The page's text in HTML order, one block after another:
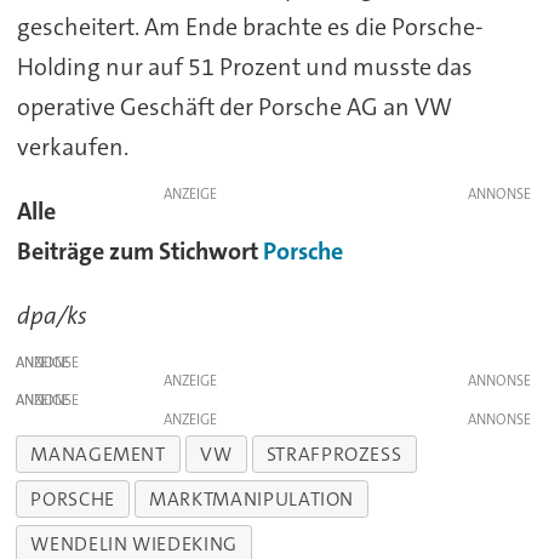
gescheitert. Am Ende brachte es die Porsche-
Holding nur auf 51 Prozent und musste das
operative Geschäft der Porsche AG an VW
verkaufen.
ANZEIGE
Alle
Beiträge zum StichwortPorsche
dpa/ks
ANZEIGE
ANZEIGE
ANZEIGE
ANZEIGE
MANAGEMENT VW
STRAFPROZESS
PORSCHE
MARKTMANIPULATION
WENDELIN WIEDEKING